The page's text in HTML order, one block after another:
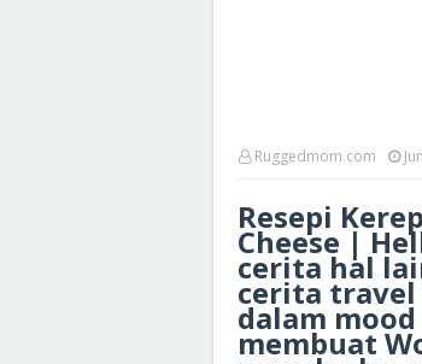
Ruggedmom.com
Resepi
Cheese |
cerita hal
cerita travel
dalam
membuat